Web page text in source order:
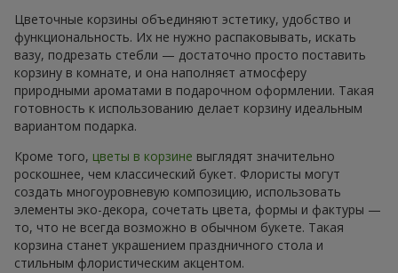
Цветочные корзины объединяют эстетику, удобство и
функциональность. Их не нужно распаковывать, искать
вазу, подрезать стебли — достаточно просто поставить
корзину в комнате, и она наполняєт атмосферу
природными ароматами в подарочном оформлении. Такая
готовность к использованию делает корзину идеальным
вариантом подарка.
Кроме того, цветы в корзине выглядят значительно
роскошнее, чем классический букет. Флористы могут
создать многоуровневую композицию, использовать
элементы эко-декора, сочетать цвета, формы и фактуры —
то, что не всегда возможно в обычном букете. Такая
корзина станет украшением праздничного стола и
стильным флористическим акцентом.